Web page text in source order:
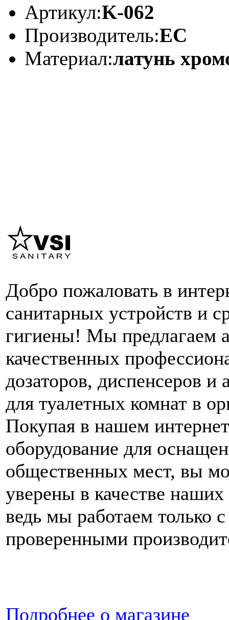
Артикул:K-062
Производитель:ЕС
Материал:латунь
Добро пожаловать в
санитарных устройств и
гигиены! Мы предлагаем
качественных
дозаторов, диспенсеров и
для туалетных комнат в
Покупая в нашем
оборудование для
общественных мест, вы
уверены в качестве наших
ведь мы работаем только с
проверенными
Подробнее о магазине